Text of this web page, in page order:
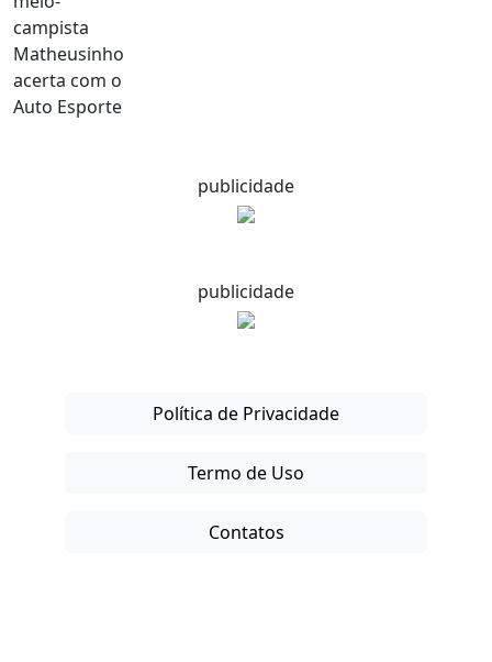
publicidade
publicidade
Política de Privacidade
Termo de Uso
Contatos